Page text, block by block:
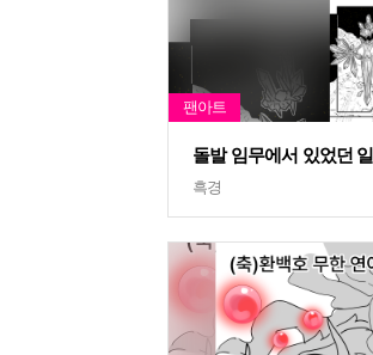
돌발 임무에서 있었던 일
흑경